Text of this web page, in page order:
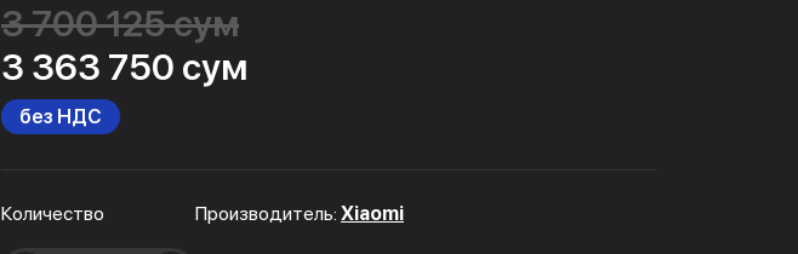
3 700 125 сум
3 363 750 сум
без НДС
Количество Производитель: Xiaomi